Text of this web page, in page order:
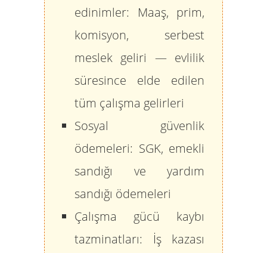
edinimler: Maaş, prim,
komisyon, serbest
meslek geliri — evlilik
süresince elde edilen
tüm çalışma gelirleri
Sosyal güvenlik
ödemeleri: SGK, emekli
sandığı ve yardım
sandığı ödemeleri
Çalışma gücü kaybı
tazminatları: İş kazası